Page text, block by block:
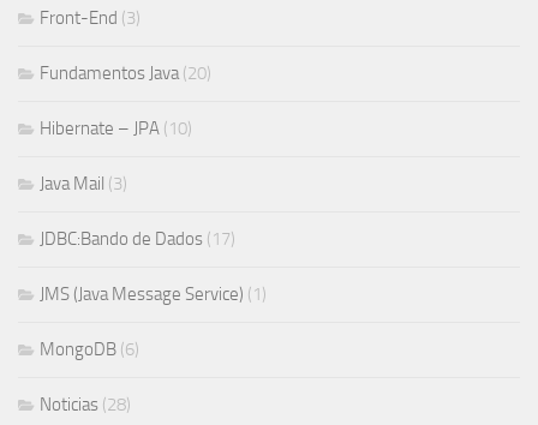
Front-End (3)
Fundamentos Java(20)
Hibernate – JPA (10)
Java Mail (3)
JDBC:Bando de Dados (17)
JMS (Java Message Service) (1)
MongoDB (6)
Noticias (28)